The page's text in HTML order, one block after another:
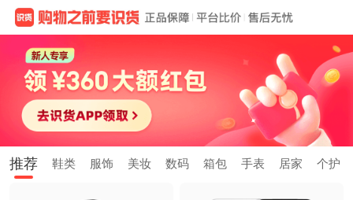
推荐 鞋类 服饰 美妆 数码 箱包 手表 居家 个护